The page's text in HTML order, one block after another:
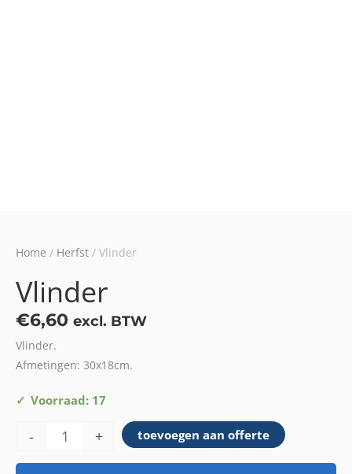
Home / Herfst / Vlinder
Vlinder
€6,60 excl. BTW
Vlinder.
Afmetingen: 30x18cm.
Voorraad: 17
-
Vlinder
+ toevoegen aan offerte